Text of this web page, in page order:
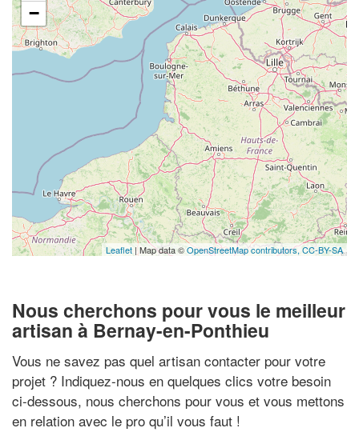
−
Leaflet | Map data ©OpenStreetMap contributors,CC-BY-SA
Nous cherchons pour vous le meilleur
artisan à Bernay-en-Ponthieu
Vous ne savez pas quel artisan contacter pour votre
projet ? Indiquez-nous en quelques clics votre besoin
ci-dessous, nous cherchons pour vous et vous mettons
en relation avec le pro qu’il vous faut !